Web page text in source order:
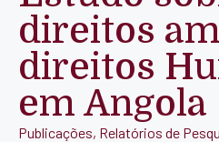
direitos
direitos
em Angola
Publicações, Relatórios de